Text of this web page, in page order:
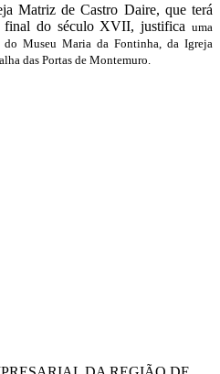
Matriz de Castro Daire, que terá
final do século XVII, justifica uma
Museu Maria da Fontinha, da Igreja
das Portas de Montemuro.